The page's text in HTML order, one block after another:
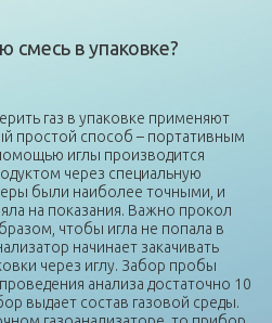
смесь в упаковке?
газ в упаковке применяют
простой способ – портативным
иглы производится
через специальную
были наиболее точными, и
на показания. Важно прокол
чтобы игла не попала в
начинает закачивать
через иглу. Забор пробы
анализа достаточно 10
выдает состав газовой среды.